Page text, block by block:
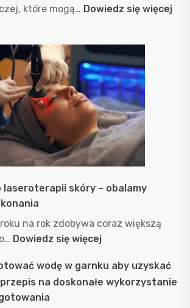
które mogą… Dowiedz się więcej:
laseroterapii skóry – obalamy
na rok zdobywa coraz większą
Dowiedz się więcej:
i
mity
wodę w garnku aby uzyskać
na doskonałe wykorzystanie